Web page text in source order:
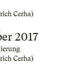
Cerha)
2017
Cerha)